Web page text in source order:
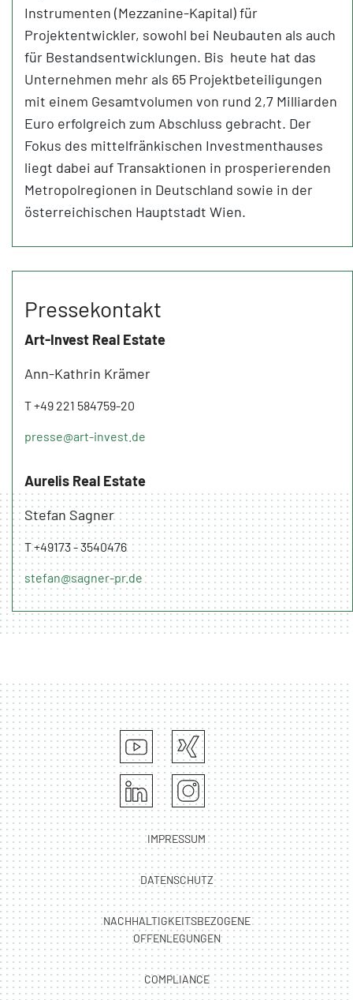
Instrumenten (Mezzanine-Kapital) für
Projektentwickler, sowohl bei Neubauten als auch
für Bestandsentwicklungen. Bis heute hat das
Unternehmen mehr als 65 Projektbeteiligungen
mit einem Gesamtvolumen von rund 2,7 Milliarden
Euro erfolgreich zum Abschluss gebracht. Der
Fokus des mittelfränkischen Investmenthauses
liegt dabei auf Transaktionen in prosperierenden
Metropolregionen in Deutschland sowie in der
österreichischen Hauptstadt Wien.
Pressekontakt
Art-Invest Real Estate
Ann-Kathrin Krämer
T +49 221 584759-20
presse@art-invest.de
Aurelis Real Estate
Stefan Sagner
T +49173 - 3540476
stefan@sagner-pr.de
IMPRESSUM
DATENSCHUTZ
NACHHALTIGKEITSBEZOGENE
OFFENLEGUNGEN
COMPLIANCE